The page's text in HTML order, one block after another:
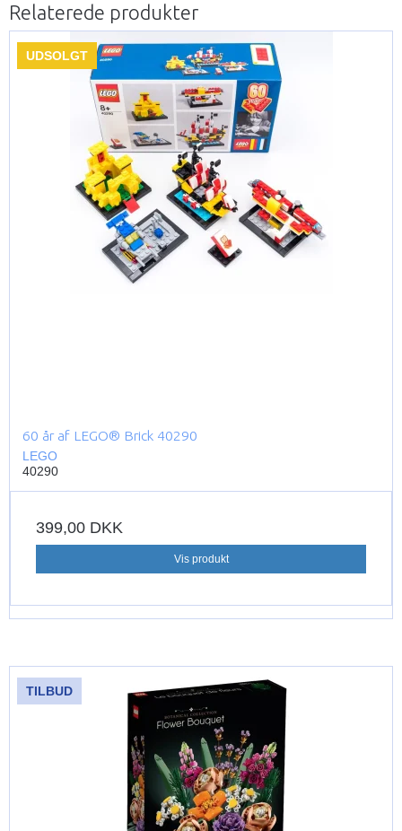
Relaterede produkter
UDSOLGT
60 år af LEGO® Brick 40290
LEGO
40290
399,00 DKK
Vis produkt
TILBUD